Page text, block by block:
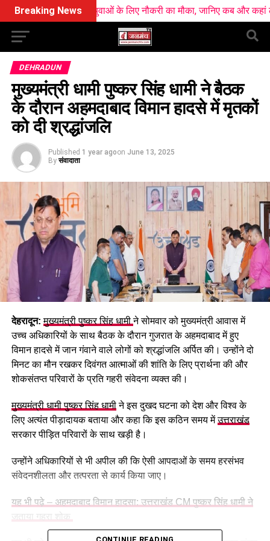
Breaking News
10 हजार युवाओं के लिए नौकरी का मौका, जानिए कब और कहां लगेंगे रोजगार
DEHRADUN
मुख्यमंत्री धामी पुष्कर सिंह धामी ने बैठक
के दौरान अहमदाबाद विमान हादसे में मृतकों
को दी श्रद्धांजलि
Published 1 year agoon June 13, 2025
By संवादाता
देहरादून: मुख्यमंत्री पुष्कर सिंह धामीने सोमवार को मुख्यमंत्री आवास में
उच्च अधिकारियों के साथ बैठक के दौरान गुजरात के अहमदाबाद में हुए
विमान हादसे में जान गंवाने वाले लोगों को श्रद्धांजलि अर्पित की। उन्होंने दो
मिनट का मौन रखकर दिवंगत आत्माओं की शांति के लिए प्रार्थना की और
शोकसंतप्त परिवारों के प्रति गहरी संवेदना व्यक्त की।
मुख्यमंत्री धामी पुष्कर सिंह धामीने इस दुखद घटना को देश और विश्व के
लिए अत्यंत पीड़ादायक बताया और कहा कि इस कठिन समय मेंउत्तराखंड
सरकार पीड़ित परिवारों के साथ खड़ी है।
उन्होंने अधिकारियों से भी अपील की कि ऐसी आपदाओं के समय हरसंभव
संवेदनशीलता और तत्परता से कार्य किया जाए।
यह भी पढ़े – अहमदाबाद विमान हादसा: उत्तराखंड CM पुष्कर सिंह धामी ने